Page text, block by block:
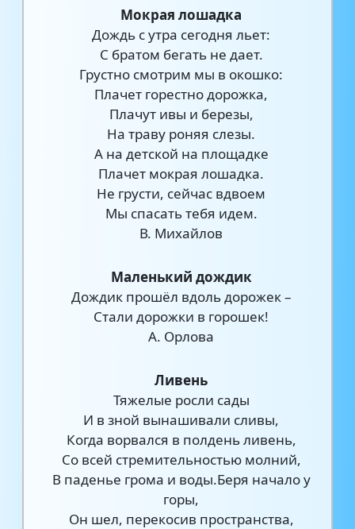
Мокрая лошадка
Дождь с утра сегодня льет:
С братом бегать не дает.
Грустно смотрим мы в окошко:
Плачет горестно дорожка,
Плачут ивы и березы,
На траву роняя слезы.
А на детской на площадке
Плачет мокрая лошадка.
Не грусти, сейчас вдвоем
Мы спасать тебя идем.
В. Михайлов
Маленький дождик
Дождик прошёл вдоль дорожек –
Стали дорожки в горошек!
А. Орлова
Ливень
Тяжелые росли сады
И в зной вынашивали сливы,
Когда ворвался в полдень ливень,
Со всей стремительностью молний,
В паденье грома и воды.Беря начало у
горы,
Он шел, перекосив пространства,